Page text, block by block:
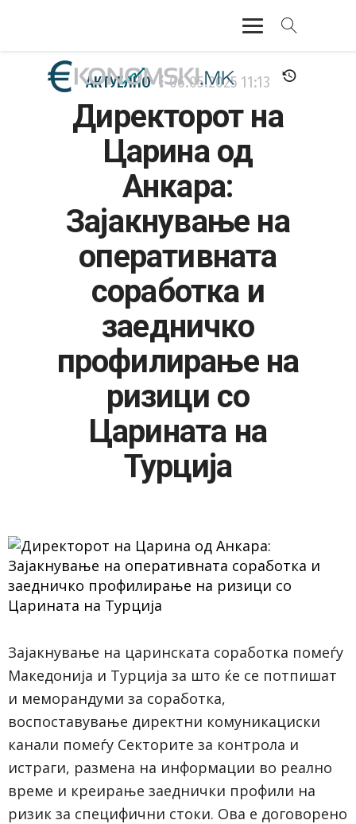
АКТУЕЛНО
ЕКОНОМИЈА
ФИНАНСИИ
БАНКАРСТВО
ЖИВОТ
АКТУЕЛНО 06.05.2025 11:13
Директорот на
Царина од
Анкара:
Зајакнување на
оперативната
соработка и
заедничко
профилирање на
ризици со
Царината на
Турција
Зајакнување на царинската соработка помеѓу
Македонија и Турција за што ќе се потпишат
и меморандуми за соработка,
воспоставување директни комуникациски
канали помеѓу Секторите за контрола и
истраги, размена на информации во реално
време и креирање заеднички профили на
ризик за специфични стоки. Ова е договорено